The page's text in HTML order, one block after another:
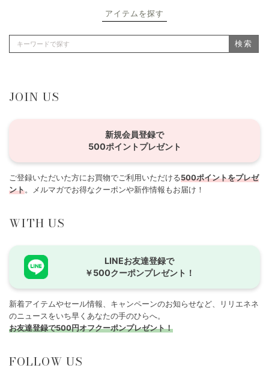
アイテムを探す
検索
JOIN US
新規会員登録で
500ポイントプレゼント
ご登録いただいた方にお買物でご利用いただける500ポイントをプレゼ
ント。メルマガでお得なクーポンや新作情報もお届け！
WITH US
LINEお友達登録で
￥500クーポンプレゼント！
新着アイテムやセール情報、キャンペーンのお知らせなど、リリエネネ
のニュースをいち早くあなたの手のひらへ。
お友達登録で500円オフクーポンプレゼント！
FOLLOW US